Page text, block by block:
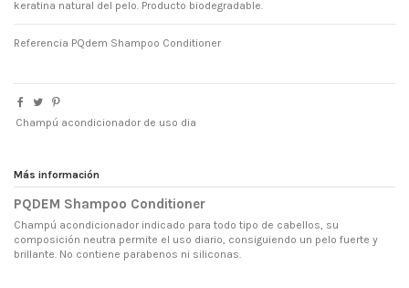
keratina natural del pelo. Producto biodegradable.
Referencia PQdem Shampoo Conditioner
Champú acondicionador de uso dia
Más información
PQDEM Shampoo Conditioner
Champú acondicionador indicado para todo tipo de cabellos, su
composición neutra permite el uso diario, consiguiendo un pelo fuerte y
brillante. No contiene parabenos ni siliconas.